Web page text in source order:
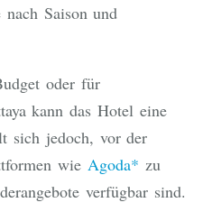
Saison und
oder für
kann das Hotel eine
sich jedoch, vor der
wie Agoda* zu
verfügbar sind.